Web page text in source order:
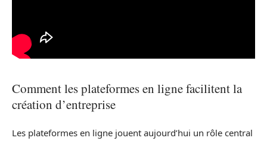
Comment les plateformes en ligne facilitent la
création d’entreprise
Les plateformes en ligne jouent aujourd’hui un rôle central